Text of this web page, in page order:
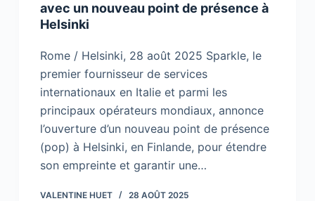
avec un nouveau point de présence à
Helsinki
Rome / Helsinki, 28 août 2025 Sparkle, le
premier fournisseur de services
internationaux en Italie et parmi les
principaux opérateurs mondiaux, annonce
l’ouverture d’un nouveau point de présence
(pop) à Helsinki, en Finlande, pour étendre
son empreinte et garantir une…
VALENTINE HUET 28 AOÛT 2025